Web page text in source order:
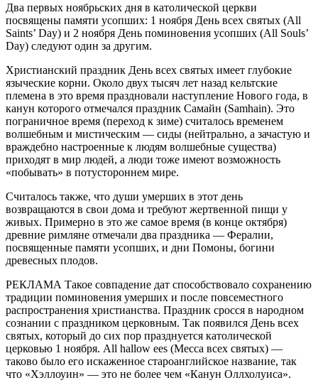
Два первых ноябрьских дня в католической церкви
посвящены памяти усопших: 1 ноября День всех святых (All
Saints’ Day) и 2 ноября День поминовения усопших (All Souls’
Day) следуют один за другим.
Христианский праздник День всех святых имеет глубокие
языческие корни. Около двух тысяч лет назад кельтские
племена в это время праздновали наступление Нового года, в
канун которого отмечался праздник Самайн (Samhain). Это
пограничное время (переход к зиме) считалось временем
волшебным и мистическим — сиды (нейтрально, а зачастую и
враждебно настроенные к людям волшебные существа)
приходят в мир людей, а люди тоже имеют возможность
«побывать» в потустороннем мире.
Считалось также, что души умерших в этот день
возвращаются в свои дома и требуют жертвенной пищи у
живых. Примерно в это же самое время (в конце октября)
древние римляне отмечали два праздника — Фералии,
посвященные памяти усопших, и дни Помоны, богини
древесных плодов.
РЕКЛАМА Такое совпадение дат способствовало сохранению
традиции поминовения умерших и после повсеместного
распространения христианства. Праздник сросся в народном
сознании с праздником церковным. Так появился День всех
святых, который до сих пор празднуется католической
церковью 1 ноября. All hallow ees (Месса всех святых) —
таково было его искаженное староанглийское название, так
что «Хэллоуин» — это не более чем «Канун Оллхолуиса».